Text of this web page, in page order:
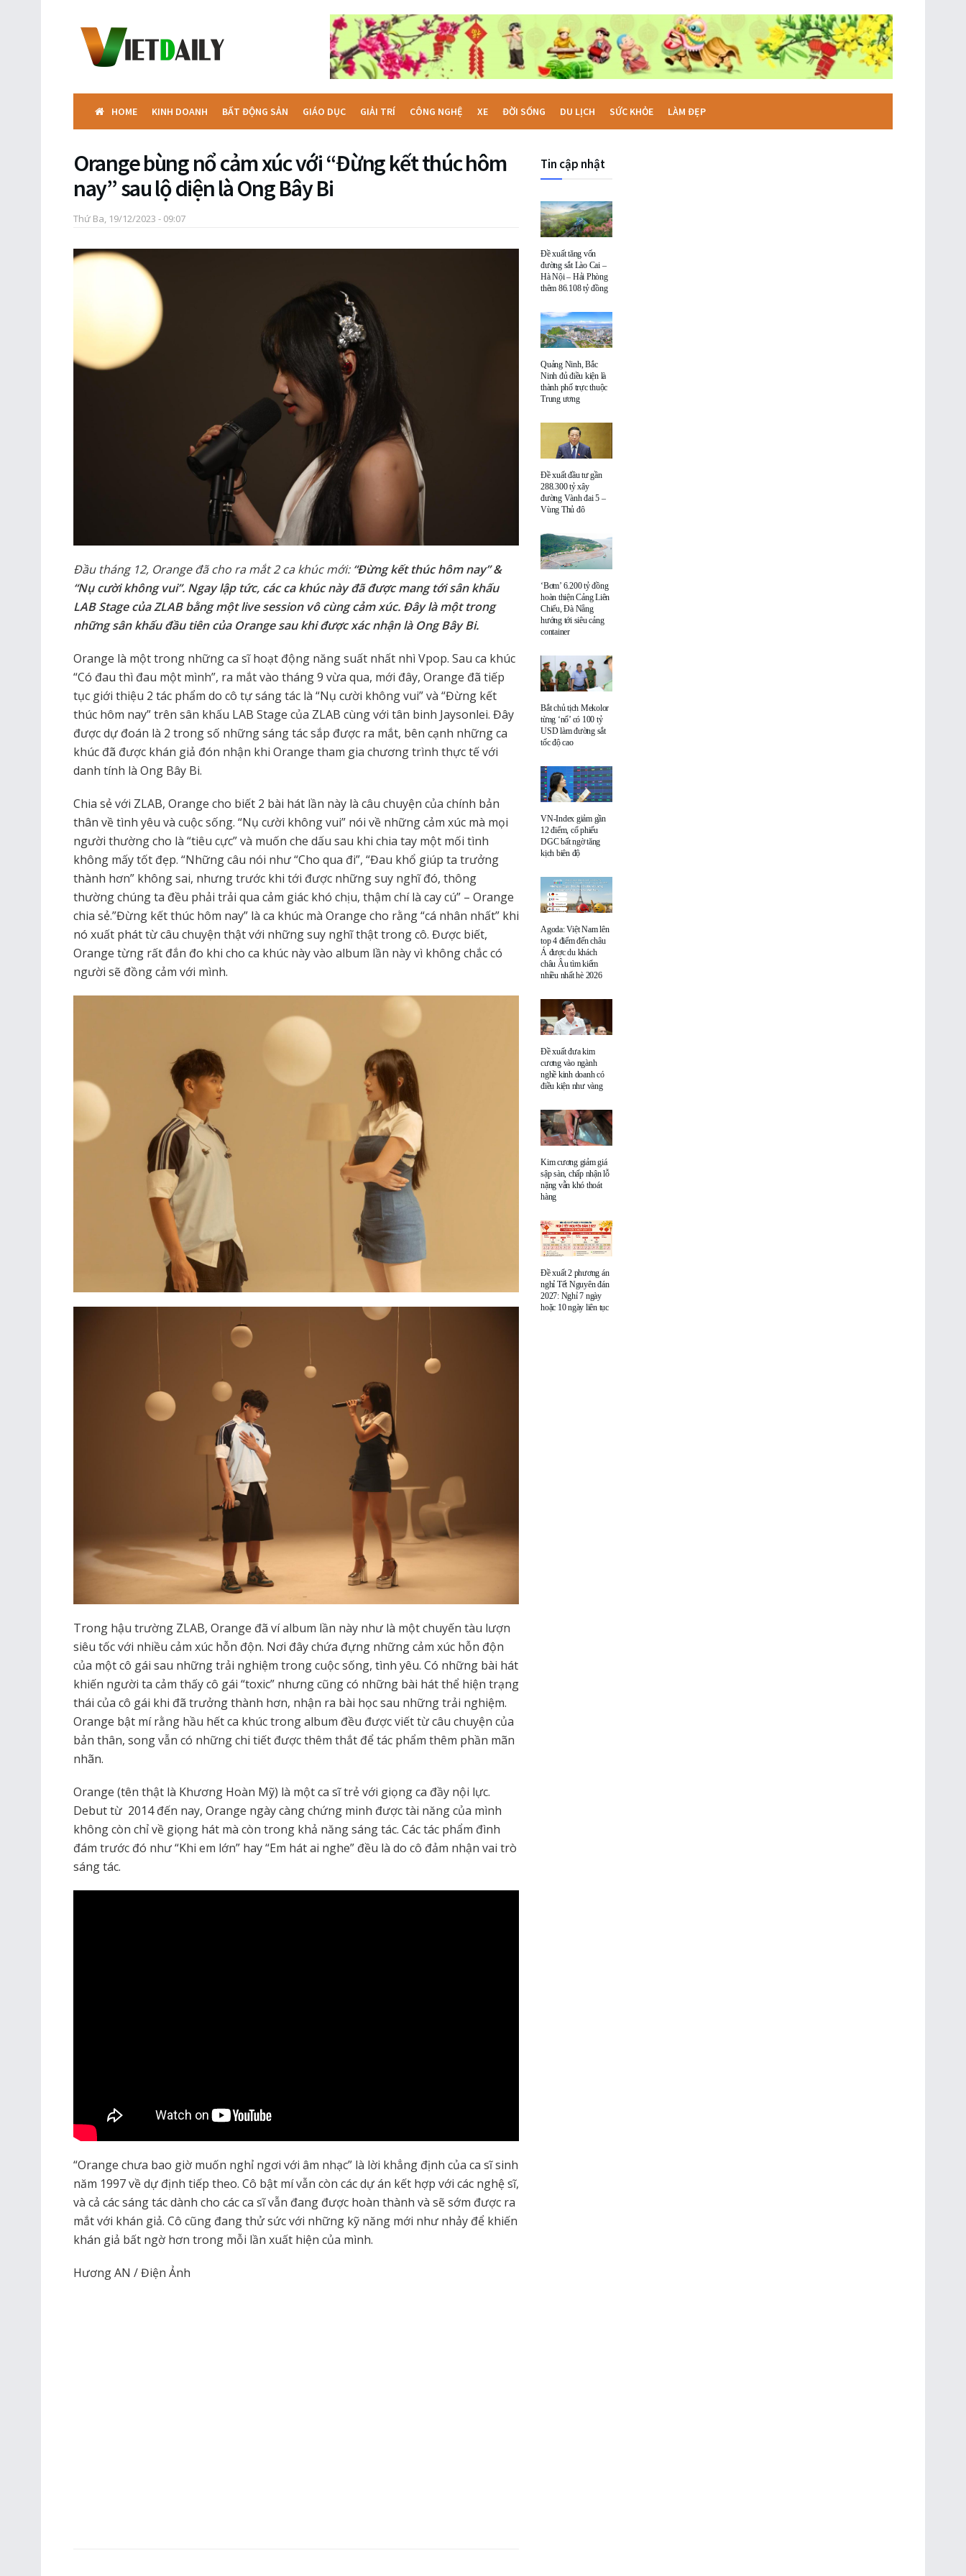
HOME KINH DOANH BẤT ĐỘNG SẢN GIÁO DỤC GIẢI TRÍ CÔNG NGHỆ XE ĐỜI SỐNG DU LỊCH SỨC KHỎE LÀM ĐẸP
Orange bùng nổ cảm xúc với “Đừng kết thúc hôm
nay” sau lộ diện là Ong Bây Bi
Thứ Ba, 19/12/2023 - 09:07
Đầu tháng 12, Orange đã cho ra mắt 2 ca khúc mới:“Đừng kết thúc hôm nay” &
“Nụ cười không vui”. Ngay lập tức, các ca khúc này đã được mang tới sân khấu
LAB Stage của ZLAB bằng một live session vô cùng cảm xúc. Đây là một trong
những sân khấu đầu tiên của Orange sau khi được xác nhận là Ong Bây Bi.
Orange là một trong những ca sĩ hoạt động năng suất nhất nhì Vpop. Sau ca khúc
“Có đau thì đau một mình”, ra mắt vào tháng 9 vừa qua, mới đây, Orange đã tiếp
tục giới thiệu 2 tác phẩm do cô tự sáng tác là “Nụ cười không vui” và “Đừng kết
thúc hôm nay” trên sân khấu LAB Stage của ZLAB cùng với tân binh Jaysonlei. Đây
được dự đoán là 2 trong số những sáng tác sắp được ra mắt, bên cạnh những ca
khúc đã được khán giả đón nhận khi Orange tham gia chương trình thực tế với
danh tính là Ong Bây Bi.
Chia sẻ với ZLAB, Orange cho biết 2 bài hát lần này là câu chuyện của chính bản
thân về tình yêu và cuộc sống. “Nụ cười không vui” nói về những cảm xúc mà mọi
người thường cho là “tiêu cực” và muốn che dấu sau khi chia tay một mối tình
không mấy tốt đẹp. “Những câu nói như “Cho qua đi”, “Đau khổ giúp ta trưởng
thành hơn” không sai, nhưng trước khi tới được những suy nghĩ đó, thông
thường chúng ta đều phải trải qua cảm giác khó chịu, thậm chí là cay cú” – Orange
chia sẻ.”Đừng kết thúc hôm nay” là ca khúc mà Orange cho rằng “cá nhân nhất” khi
nó xuất phát từ câu chuyện thật với những suy nghĩ thật trong cô. Được biết,
Orange từng rất đắn đo khi cho ca khúc này vào album lần này vì không chắc có
người sẽ đồng cảm với mình.
Trong hậu trường ZLAB, Orange đã ví album lần này như là một chuyến tàu lượn
siêu tốc với nhiều cảm xúc hỗn độn. Nơi đây chứa đựng những cảm xúc hỗn độn
của một cô gái sau những trải nghiệm trong cuộc sống, tình yêu. Có những bài hát
khiến người ta cảm thấy cô gái “toxic” nhưng cũng có những bài hát thể hiện trạng
thái của cô gái khi đã trưởng thành hơn, nhận ra bài học sau những trải nghiệm.
Orange bật mí rằng hầu hết ca khúc trong album đều được viết từ câu chuyện của
bản thân, song vẫn có những chi tiết được thêm thắt để tác phẩm thêm phần mãn
nhãn.
Orange (tên thật là Khương Hoàn Mỹ) là một ca sĩ trẻ với giọng ca đầy nội lực.
Debut từ 2014 đến nay, Orange ngày càng chứng minh được tài năng của mình
không còn chỉ về giọng hát mà còn trong khả năng sáng tác. Các tác phẩm đình
đám trước đó như “Khi em lớn” hay “Em hát ai nghe” đều là do cô đảm nhận vai trò
sáng tác.
“Orange chưa bao giờ muốn nghỉ ngơi với âm nhạc” là lời khẳng định của ca sĩ sinh
năm 1997 về dự định tiếp theo. Cô bật mí vẫn còn các dự án kết hợp với các nghệ sĩ,
và cả các sáng tác dành cho các ca sĩ vẫn đang được hoàn thành và sẽ sớm được ra
mắt với khán giả. Cô cũng đang thử sức với những kỹ năng mới như nhảy để khiến
khán giả bất ngờ hơn trong mỗi lần xuất hiện của mình.
Hương AN / Điện Ảnh
Tin cập nhật
Đề xuất tăng vốn
đường sắt Lào Cai –
Hà Nội – Hải Phòng
thêm 86.108 tỷ đồng
Quảng Ninh, Bắc
Ninh đủ điều kiện là
thành phố trực thuộc
Trung ương
Đề xuất đầu tư gần
288.300 tỷ xây
đường Vành đai 5 –
Vùng Thủ đô
‘Bơm’ 6.200 tỷ đồng
hoàn thiện Cảng Liên
Chiểu, Đà Nẵng
hướng tới siêu cảng
container
Bắt chủ tịch Mekolor
từng ‘nổ’ có 100 tỷ
USD làm đường sắt
tốc độ cao
VN-Index giảm gần
12 điểm, cổ phiếu
DGC bất ngờ tăng
kịch biên độ
Agoda: Việt Nam lên
top 4 điểm đến châu
Á được du khách
châu Âu tìm kiếm
nhiều nhất hè 2026
Đề xuất đưa kim
cương vào ngành
nghề kinh doanh có
điều kiện như vàng
Kim cương giảm giá
sập sàn, chấp nhận lỗ
nặng vẫn khó thoát
hàng
Đề xuất 2 phương án
nghỉ Tết Nguyên đán
2027: Nghỉ 7 ngày
hoặc 10 ngày liên tục